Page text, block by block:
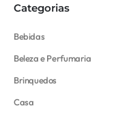
Categorias
Bebidas
Beleza e Perfumaria
Brinquedos
Casa